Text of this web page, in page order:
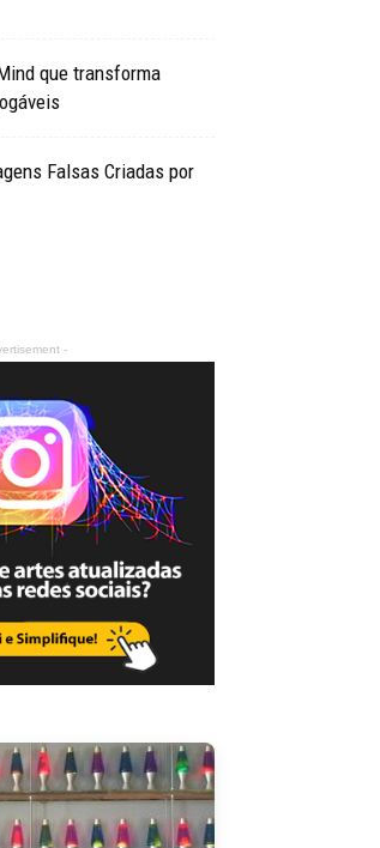
que transforma
Falsas Criadas por
-